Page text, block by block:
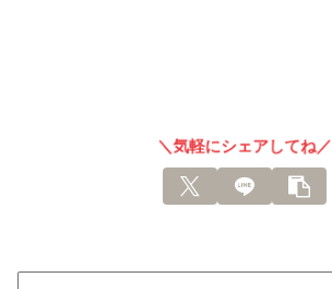
＼気軽にシェアしてね／